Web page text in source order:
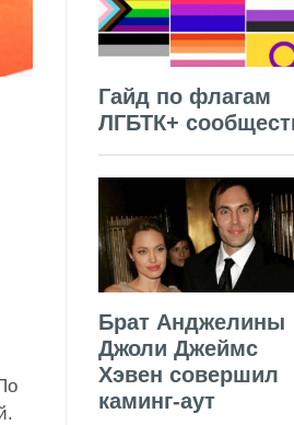
Гайд по флагам
ЛГБТК+
Брат Анджелины
Джоли Джеймс
Хэвен совершил
каминг-аут